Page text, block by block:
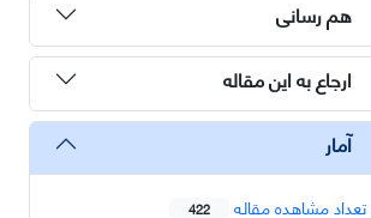
هم رسانی
ارجاع به این مقاله
آمار
تعداد مشاهده مقاله 422